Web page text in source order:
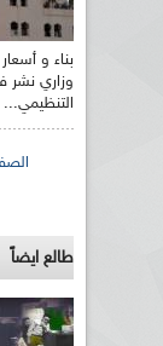
بناء و
التنظيمي...
طالع ايضاً